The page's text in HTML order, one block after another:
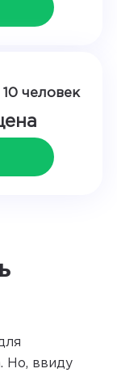
человек
Но, ввиду